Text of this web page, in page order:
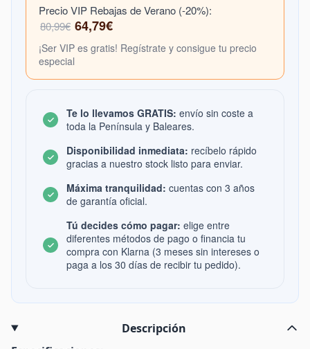
Precio VIP Rebajas de Verano (-20%):
80,99€ 64,79€
¡Ser VIP es gratis! Regístrate y consigue tu precio
especial
Te lo llevamos GRATIS: envío sin coste a
toda la Península y Baleares.
Disponibilidad inmediata: recíbelo rápido
gracias a nuestro stock listo para enviar.
Máxima tranquilidad: cuentas con 3 años
de garantía oficial.
Tú decides cómo pagar: elige entre
diferentes métodos de pago o financia tu
compra con Klarna (3 meses sin intereses o
paga a los 30 días de recibir tu pedido).
Descripción